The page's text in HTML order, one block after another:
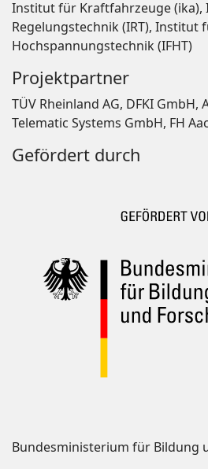
Institut für Kraftfahrzeuge
Regelungstechnik (IRT), Institut
Hochspannungstechnik (IFHT)
Projektpartner
TÜV Rheinland AG, DFKI GmbH,
Telematic Systems GmbH, FH
Gefördert durch
Bundesministerium für Bildung